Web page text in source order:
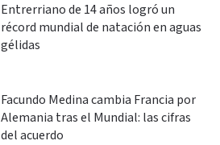
Entrerriano de 14 años logró un
récord mundial de natación en aguas
gélidas
Facundo Medina cambia Francia por
Alemania tras el Mundial: las cifras
del acuerdo